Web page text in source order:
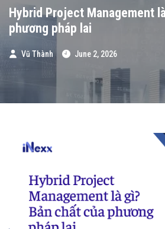
Hybrid Project Management
phương pháp lai
Vũ Thành June 2, 2026